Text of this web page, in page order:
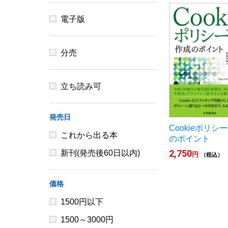
Cookieポリシ
のポイント
2,750円 （税込）
電子版
分売
立ち読み可
発売日
これから出る本
新刊(発売後60日以内)
価格
1500円以下
1500～3000円